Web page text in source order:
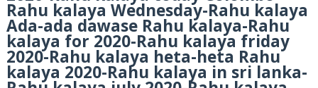
Rahu kalaya Wednesday-Rahu kalaya
Ada-ada dawase Rahu kalaya-Rahu
kalaya for 2020-Rahu kalaya friday
2020-Rahu kalaya heta-heta Rahu
kalaya 2020-Rahu kalaya in sri lanka-